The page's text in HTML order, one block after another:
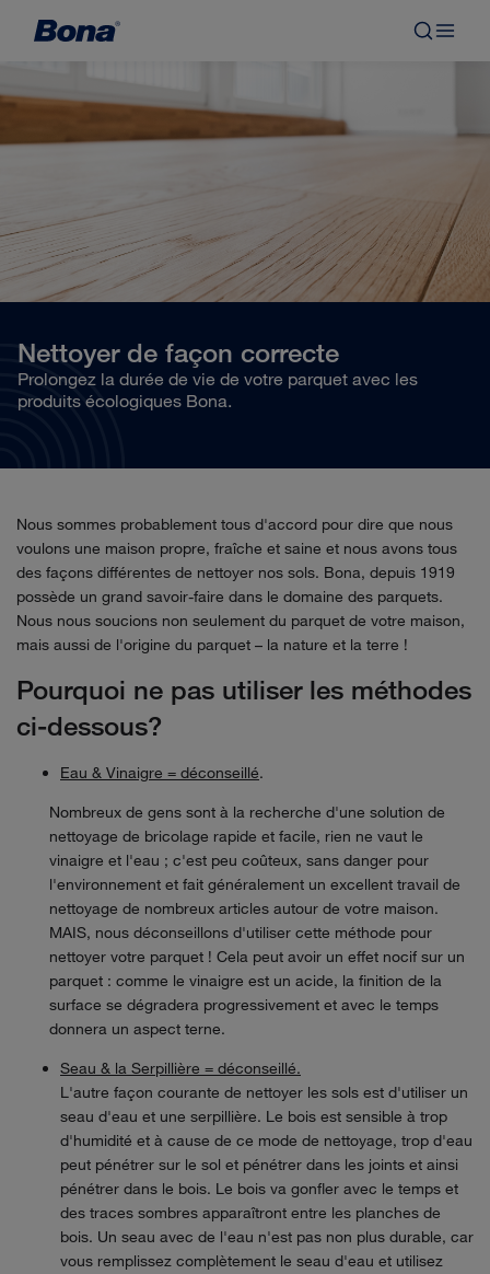
Nettoyer de façon correcte
Prolongez la durée de vie de votre parquet avec les
produits écologiques Bona.
Nous sommes probablement tous d'accord pour dire que nous
voulons une maison propre, fraîche et saine et nous avons tous
des façons différentes de nettoyer nos sols. Bona, depuis 1919
possède un grand savoir-faire dans le domaine des parquets.
Nous nous soucions non seulement du parquet de votre maison,
mais aussi de l'origine du parquet – la nature et la terre !
Pourquoi ne pas utiliser les méthodes
ci-dessous?
Eau & Vinaigre = déconseillé.
Nombreux de gens sont à la recherche d'une solution de
nettoyage de bricolage rapide et facile, rien ne vaut le
vinaigre et l'eau ; c'est peu coûteux, sans danger pour
l'environnement et fait généralement un excellent travail de
nettoyage de nombreux articles autour de votre maison.
MAIS, nous déconseillons d'utiliser cette méthode pour
nettoyer votre parquet ! Cela peut avoir un effet nocif sur un
parquet : comme le vinaigre est un acide, la finition de la
surface se dégradera progressivement et avec le temps
donnera un aspect terne.
Seau & la Serpillière = déconseillé.
L'autre façon courante de nettoyer les sols est d'utiliser un
seau d'eau et une serpillière. Le bois est sensible à trop
d'humidité et à cause de ce mode de nettoyage, trop d'eau
peut pénétrer sur le sol et pénétrer dans les joints et ainsi
pénétrer dans le bois. Le bois va gonfler avec le temps et
des traces sombres apparaîtront entre les planches de
bois. Un seau avec de l'eau n'est pas non plus durable, car
vous remplissez complètement le seau d'eau et utilisez